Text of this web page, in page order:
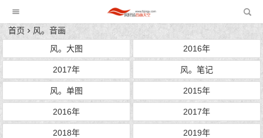
首页
风。音画
风。大图
2016年
2017年 风。笔记
风。单图 2015年
2016年 2017年
2018年 2019年